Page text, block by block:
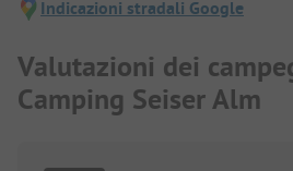
Indicazioni stradali Google
Valutazioni dei
Camping Seiser Alm